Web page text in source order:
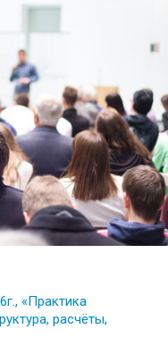
«Практика
расчёты,